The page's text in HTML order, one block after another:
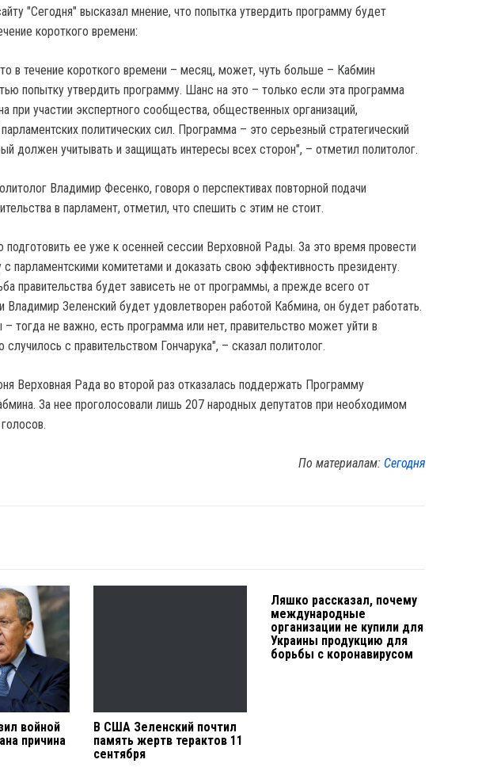
"Сегодня" высказал мнение, что попытка утвердить программу будет
короткого времени:
в течение короткого времени – месяц, может, чуть больше – Кабмин
попытку утвердить программу. Шанс на это – только если эта программа
при участии экспертного сообщества, общественных организаций,
политических сил. Программа – это серьезный стратегический
должен учитывать и защищать интересы всех сторон", – отметил политолог.
Владимир Фесенко, говоря о перспективах повторной подачи
в парламент, отметил, что спешить с этим не стоит.
подготовить ее уже к осенней сессии Верховной Рады. За это время провести
с парламентскими комитетами и доказать свою эффективность президенту.
правительства будет зависеть не от программы, а прежде всего от
Владимир Зеленский будет удовлетворен работой Кабмина, он будет работать.
тогда не важно, есть программа или нет, правительство может уйти в
случилось с правительством Гончарука", – сказал политолог.
Верховная Рада во второй раз отказалась поддержать Программу
За нее проголосовали лишь 207 народных депутатов при необходимом
По материалам: Сегодня
войной
причина
В США Зеленский почтил
память жертв терактов 11
сентября
Ляшко рассказал, почему
международные
организации не купили для
Украины продукцию для
борьбы с коронавирусом